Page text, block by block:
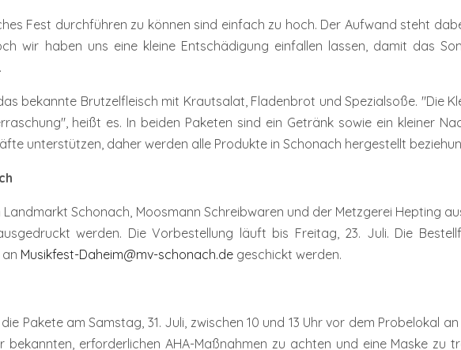
Fest durchführen zu können sind einfach zu hoch. Der Aufwand steht
wir haben uns eine kleine Entschädigung einfallen lassen, damit das
bekannte Brutzelfleisch mit Krautsalat, Fladenbrot und Spezialsoße. "Die
heißt es. In beiden Paketen sind ein Getränk sowie ein kleiner
unterstützen, daher werden alle Produkte in Schonach hergestellt
Schonach, Moosmann Schreibwaren und der Metzgerei Hepting
werden. Die Vorbestellung läuft bis Freitag, 23. Juli. Die
Musikfest-Daheim@mv-schonach.de geschickt werden.
Pakete am Samstag, 31. Juli, zwischen 10 und 13 Uhr vor dem Probelokal
bekannten, erforderlichen AHA-Maßnahmen zu achten und eine Maske zu